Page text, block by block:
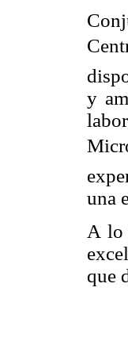
y
una
A lo
que